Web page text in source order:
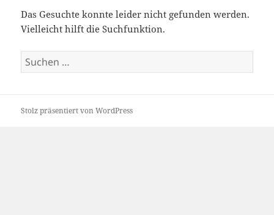
Das Gesuchte konnte leider nicht gefunden werden.
Vielleicht hilft die Suchfunktion.
Suchen
nach:
Stolz präsentiert von WordPress